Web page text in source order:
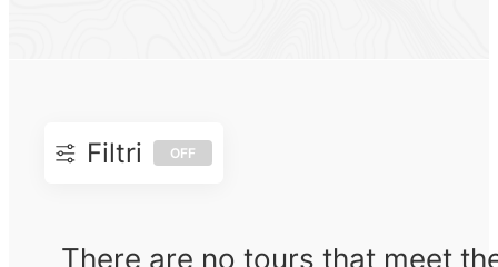
Filtri OFF
There are no tours that meet